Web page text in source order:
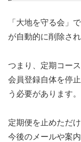
「大地を守る会」
が自動的に削除さ
つまり、定期コー
会員登録自体を停
う必要があります。
定期便を止めただ
今後のメールや案